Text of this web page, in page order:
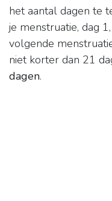
het aantal dagen te
je menstruatie, dag
volgende
niet korter dan 21
dagen.